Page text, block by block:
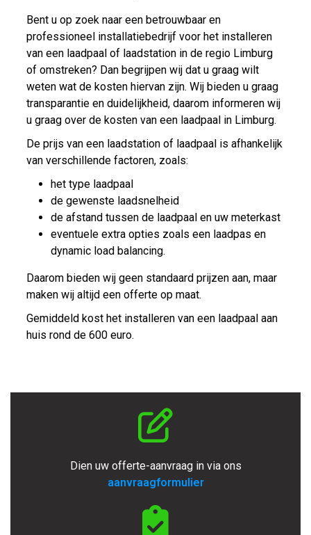
Bent u op zoek naar een betrouwbaar en
professioneel installatiebedrijf voor het installeren
van een laadpaal of laadstation in de regio Limburg
of omstreken? Dan begrijpen wij dat u graag wilt
weten wat de kosten hiervan zijn. Wij bieden u graag
transparantie en duidelijkheid, daarom informeren wij
u graag over de kosten van een laadpaal in Limburg.
De prijs van een laadstation of laadpaal is afhankelijk
van verschillende factoren, zoals:
het type laadpaal
de gewenste laadsnelheid
de afstand tussen de laadpaal en uw meterkast
eventuele extra opties zoals een laadpas en
dynamic load balancing.
Daarom bieden wij geen standaard prijzen aan, maar
maken wij altijd een offerte op maat.
Gemiddeld kost het installeren van een laadpaal aan
huis rond de 600 euro.
Dien uw offerte-aanvraag in via ons
aanvraagformulier